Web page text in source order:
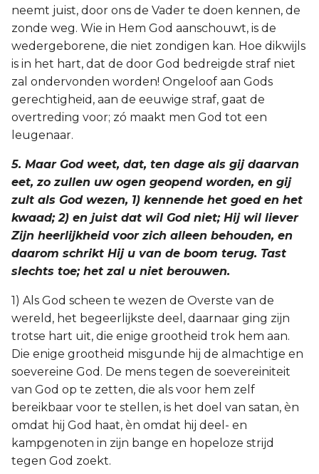
neemt juist, door ons de Vader te doen kennen, de
zonde weg. Wie in Hem God aanschouwt, is de
wedergeborene, die niet zondigen kan. Hoe dikwijls
is in het hart, dat de door God bedreigde straf niet
zal ondervonden worden! Ongeloof aan Gods
gerechtigheid, aan de eeuwige straf, gaat de
overtreding voor; zó maakt men God tot een
leugenaar.
5. Maar God weet, dat, ten dage als gij daarvan
eet, zo zullen uw ogen geopend worden, en gij
zult als God wezen, 1) kennende het goed en het
kwaad; 2) en juist dat wil God niet; Hij wil liever
Zijn heerlijkheid voor zich alleen behouden, en
daarom schrikt Hij u van de boom terug. Tast
slechts toe; het zal u niet berouwen.
1) Als God scheen te wezen de Overste van de
wereld, het begeerlijkste deel, daarnaar ging zijn
trotse hart uit, die enige grootheid trok hem aan.
Die enige grootheid misgunde hij de almachtige en
soevereine God. De mens tegen de soevereiniteit
van God op te zetten, die als voor hem zelf
bereikbaar voor te stellen, is het doel van satan, èn
omdat hij God haat, èn omdat hij deel- en
kampgenoten in zijn bange en hopeloze strijd
tegen God zoekt.